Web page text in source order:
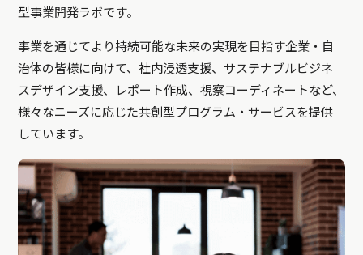
型事業開発ラボです。
事業を通じてより持続可能な未来の実現を目指す企業・自
治体の皆様に向けて、社内浸透支援、サステナブルビジネ
スデザイン支援、レポート作成、視察コーディネートなど、
様々なニーズに応じた共創型プログラム・サービスを提供
しています。